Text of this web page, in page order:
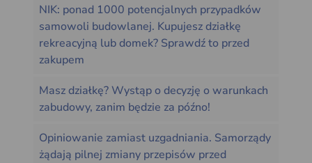
NIK: ponad 1000 potencjalnych przypadków
samowoli budowlanej. Kupujesz działkę
rekreacyjną lub domek? Sprawdź to przed
zakupem
Masz działkę? Wystąp o decyzję o warunkach
zabudowy, zanim będzie za późno!
Opiniowanie zamiast uzgadniania. Samorządy
żądają pilnej zmiany przepisów przed